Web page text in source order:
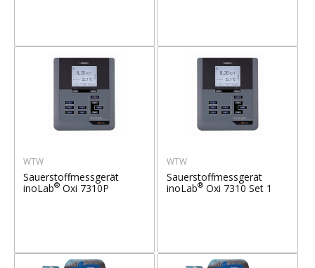
WTW
Sauerstoffmessgerät
inoLab®Oxi 7310P
WTW
Sauerstoffmessgerät
inoLab®Oxi 7310 Set 1